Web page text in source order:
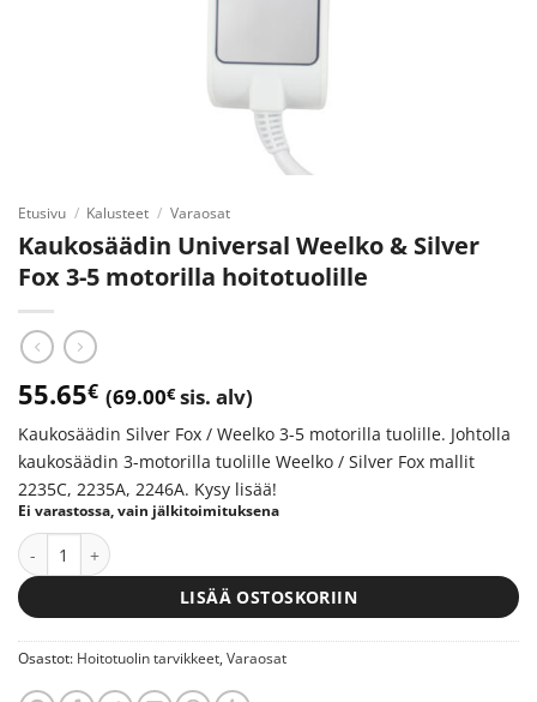
Etusivu / Kalusteet / Varaosat
Kaukosäädin Universal Weelko & Silver
Fox 3-5 motorilla hoitotuolille
55.65€ (69.00€sis. alv)
Kaukosäädin Silver Fox / Weelko 3-5 motorilla tuolille. Johtolla
kaukosäädin 3-motorilla tuolille Weelko / Silver Fox mallit
2235C, 2235A, 2246A. Kysy lisää!
Ei varastossa, vain jälkitoimituksena
Kaukosäädin Universal Weelko & Silver Fox 3-5 motorilla
LISÄÄ OSTOSKORIIN
Osastot: Hoitotuolin tarvikkeet, Varaosat